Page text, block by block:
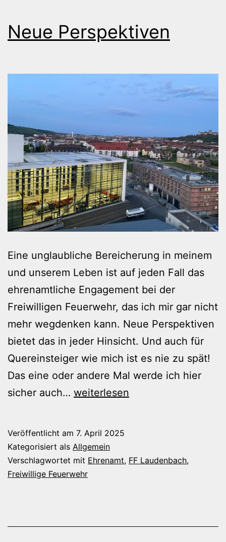
Neue Perspektiven
Eine unglaubliche Bereicherung in meinem
und unserem Leben ist auf jeden Fall das
ehrenamtliche Engagement bei der
Freiwilligen Feuerwehr, das ich mir gar nicht
mehr wegdenken kann. Neue Perspektiven
bietet das in jeder Hinsicht. Und auch für
Quereinsteiger wie mich ist es nie zu spät!
Das eine oder andere Mal werde ich hier
sicher auch… Neue
weiterlesen
Veröffentlicht am 7. April 2025
Kategorisiert als Allgemein
Verschlagwortet mit Ehrenamt, FF Laudenbach,
Freiwillige Feuerwehr